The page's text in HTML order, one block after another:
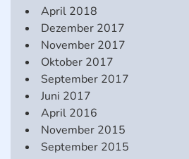
April 2018
Dezember 2017
November 2017
Oktober 2017
September 2017
Juni 2017
April 2016
November 2015
September 2015